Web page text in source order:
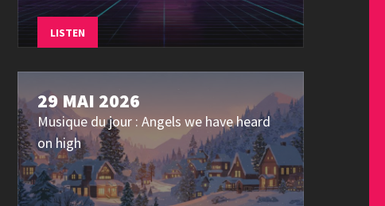
LISTEN
29 MAI 2026
Musique du jour : Angels we have heard
on high